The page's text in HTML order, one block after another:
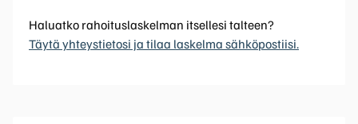
Haluatko rahoituslaskelman itsellesi talteen?
Täytä yhteystietosi ja tilaa laskelma sähköpostiisi.